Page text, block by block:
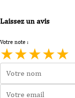
Laissez un avis
Votre note :
★★★★★